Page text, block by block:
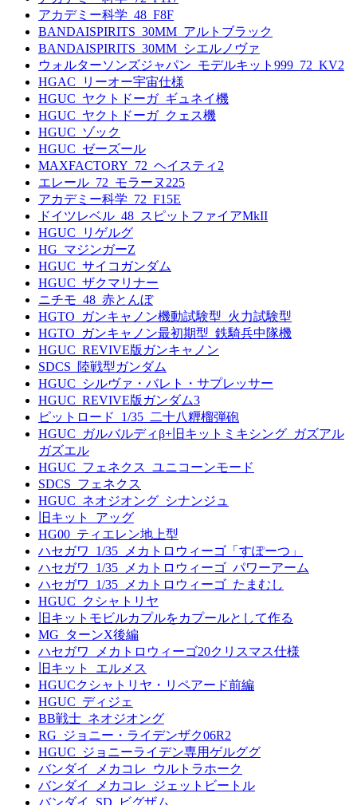
アカデミー科学_48_F8F
BANDAISPIRITS_30MM_アルトブラック
BANDAISPIRITS_30MM_シエルノヴァ
ウォルターソンズジャパン_モデルキット999_72_KV2
HGAC_リーオー宇宙仕様
HGUC_ヤクトドーガ_ギュネイ機
HGUC_ヤクトドーガ_クェス機
HGUC_ゾック
HGUC_ゼーズール
MAXFACTORY_72_ヘイスティ2
エレール_72_モラーヌ225
アカデミー科学_72_F15E
ドイツレベル_48_スピットファイアMkII
HGUC_リゲルグ
HG_マジンガーZ
HGUC_サイコガンダム
HGUC_ザクマリナー
ニチモ_48_赤とんぼ
HGTO_ガンキャノン機動試験型_火力試験型
HGTO_ガンキャノン最初期型_鉄騎兵中隊機
HGUC_REVIVE版ガンキャノン
SDCS_陸戦型ガンダム
HGUC_シルヴァ・バレト・サプレッサー
HGUC_REVIVE版ガンダム3
ピットロード_1/35_二十八糎榴弾砲
HGUC_ガルバルディβ+旧キットミキシング_ガズアル
ガズエル
HGUC_フェネクス_ユニコーンモード
SDCS_フェネクス
HGUC_ネオジオング_シナンジュ
旧キット_アッグ
HG00_ティエレン地上型
ハセガワ_1/35_メカトロウィーゴ「すぽーつ」
ハセガワ_1/35_メカトロウィーゴ_パワーアーム
ハセガワ_1/35_メカトロウィーゴ_たまむし
HGUC_クシャトリヤ
旧キットモビルカプルをカプールとして作る
MG_ターンX後編
ハセガワ_メカトロウィーゴ20クリスマス仕様
旧キット_エルメス
HGUCクシャトリヤ・リペアード前編
HGUC_ディジェ
BB戦士_ネオジオング
RG_ジョニー・ライデンザク06R2
HGUC_ジョニーライデン専用ゲルググ
バンダイ_メカコレ_ウルトラホーク
バンダイ_メカコレ_ジェットビートル